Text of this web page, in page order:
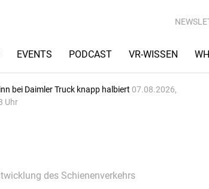
EVENTS PODCAST VR-WISSEN
bei Daimler Truck knapp halbiert 07.08.2026,
Uhr
des Schienenverkehrs